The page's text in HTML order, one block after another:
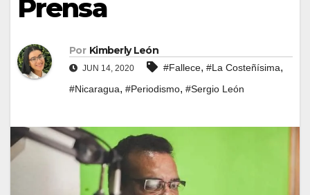
Prensa
Por Kimberly León
JUN 14, 2020 #Fallece, #La Costeñísima,
#Nicaragua, #Periodismo, #Sergio León